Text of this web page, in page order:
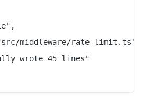
middleware/rate-
wrote 45 lines"